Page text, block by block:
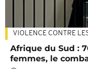
VIOLENCE CONTRE
Afrique du Sud :
femmes, le